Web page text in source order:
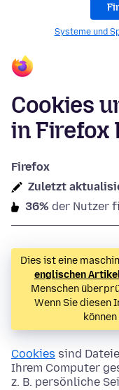
Systeme und
Cookies
in Firefox
Firefox
Zuletzt
36% der Nutzer
Dies ist eine
englischen
Menschen
Wenn Sie diesen
können
Cookies sind
Ihrem Computer
z. B. persönliche